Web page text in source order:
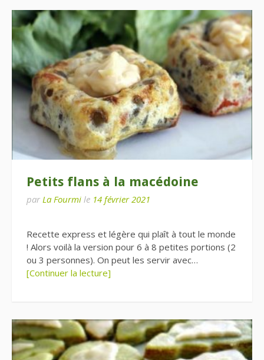
Petits flans à la macédoine
par La Fourmi le 14 février 2021
Recette express et légère qui plaît à tout le monde
! Alors voilà la version pour 6 à 8 petites portions (2
ou 3 personnes). On peut les servir avec…
[Continuer la lecture]